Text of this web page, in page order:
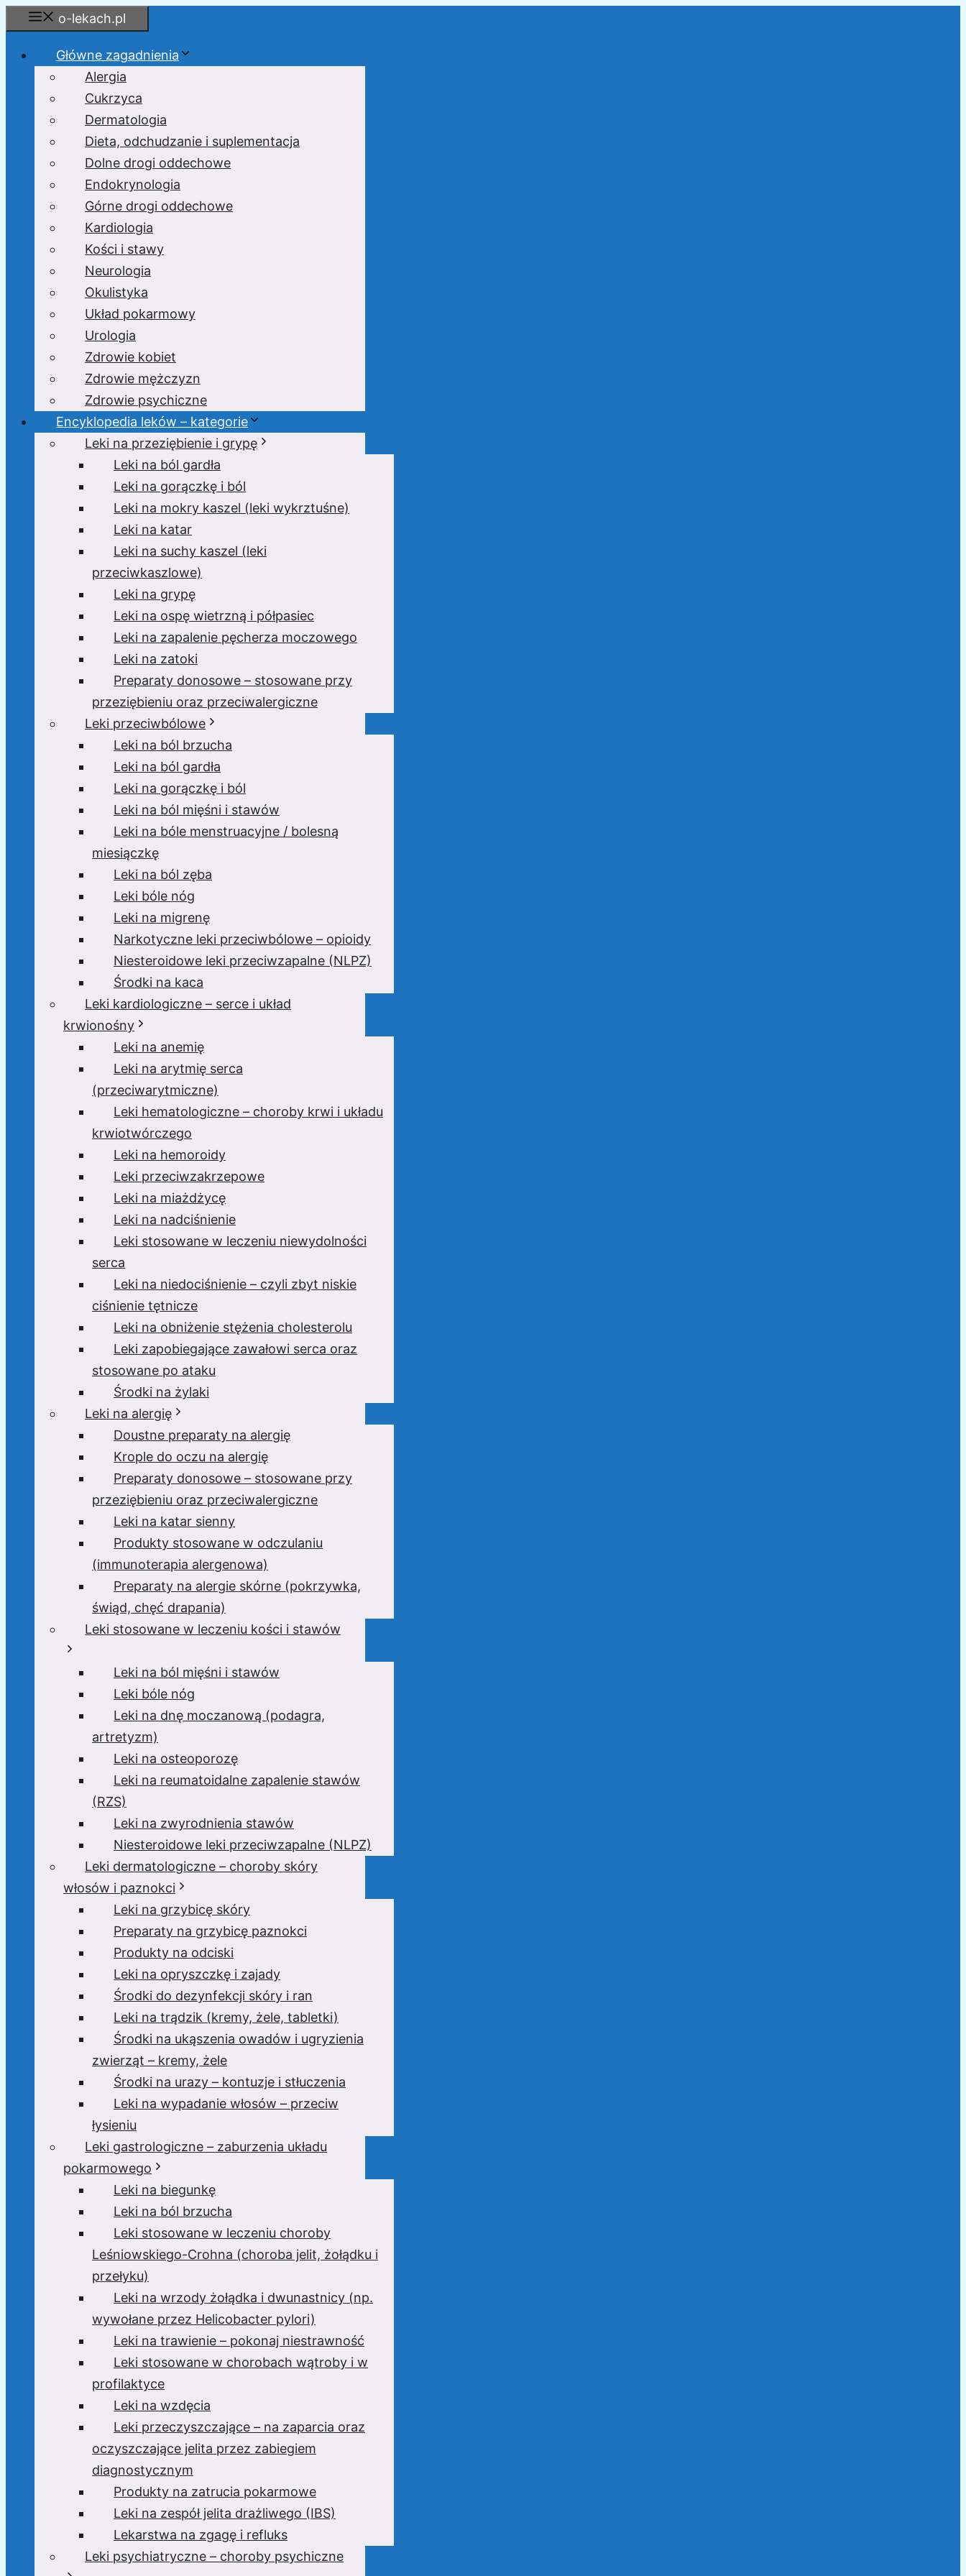
Przejdź
do
o-lekach.pl
Główne zagadnienia
Alergia
Cukrzyca
Dermatologia
Dieta, odchudzanie i suplementacja
Dolne drogi oddechowe
Endokrynologia
Górne drogi oddechowe
Kardiologia
Kości i stawy
Neurologia
Okulistyka
Układ pokarmowy
Urologia
Zdrowie kobiet
Zdrowie mężczyzn
Zdrowie psychiczne
Encyklopedia leków – kategorie
Leki na przeziębienie i grypę
Leki na ból gardła
Leki na gorączkę i ból
Leki na mokry kaszel (leki wykrztuśne)
Leki na katar
Leki na suchy kaszel (leki
przeciwkaszlowe)
Leki na grypę
Leki na ospę wietrzną i półpasiec
Leki na zapalenie pęcherza moczowego
Leki na zatoki
Preparaty donosowe – stosowane przy
przeziębieniu oraz przeciwalergiczne
Leki przeciwbólowe
Leki na ból brzucha
Leki na ból gardła
Leki na gorączkę i ból
Leki na ból mięśni i stawów
Leki na bóle menstruacyjne / bolesną
miesiączkę
Leki na ból zęba
Leki bóle nóg
Leki na migrenę
Narkotyczne leki przeciwbólowe – opioidy
Niesteroidowe leki przeciwzapalne (NLPZ)
Środki na kaca
Leki kardiologiczne – serce i układ
krwionośny
Leki na anemię
Leki na arytmię serca
(przeciwarytmiczne)
Leki hematologiczne – choroby krwi i układu
krwiotwórczego
Leki na hemoroidy
Leki przeciwzakrzepowe
Leki na miażdżycę
Leki na nadciśnienie
Leki stosowane w leczeniu niewydolności
serca
Leki na niedociśnienie – czyli zbyt niskie
ciśnienie tętnicze
Leki na obniżenie stężenia cholesterolu
Leki zapobiegające zawałowi serca oraz
stosowane po ataku
Środki na żylaki
Leki na alergię
Doustne preparaty na alergię
Krople do oczu na alergię
Preparaty donosowe – stosowane przy
przeziębieniu oraz przeciwalergiczne
Leki na katar sienny
Produkty stosowane w odczulaniu
(immunoterapia alergenowa)
Preparaty na alergie skórne (pokrzywka,
świąd, chęć drapania)
Leki stosowane w leczeniu kości i stawów
Leki na ból mięśni i stawów
Leki bóle nóg
Leki na dnę moczanową (podagra,
artretyzm)
Leki na osteoporozę
Leki na reumatoidalne zapalenie stawów
(RZS)
Leki na zwyrodnienia stawów
Niesteroidowe leki przeciwzapalne (NLPZ)
Leki dermatologiczne – choroby skóry
włosów i paznokci
Leki na grzybicę skóry
Preparaty na grzybicę paznokci
Produkty na odciski
Leki na opryszczkę i zajady
Środki do dezynfekcji skóry i ran
Leki na trądzik (kremy, żele, tabletki)
Środki na ukąszenia owadów i ugryzienia
zwierząt – kremy, żele
Środki na urazy – kontuzje i stłuczenia
Leki na wypadanie włosów – przeciw
łysieniu
Leki gastrologiczne – zaburzenia układu
pokarmowego
Leki na biegunkę
Leki na ból brzucha
Leki stosowane w leczeniu choroby
Leśniowskiego-Crohna (choroba jelit, żołądku i
przełyku)
Leki na wrzody żołądka i dwunastnicy (np.
wywołane przez Helicobacter pylori)
Leki na trawienie – pokonaj niestrawność
Leki stosowane w chorobach wątroby i w
profilaktyce
Leki na wzdęcia
Leki przeczyszczające – na zaparcia oraz
oczyszczające jelita przez zabiegiem
diagnostycznym
Produkty na zatrucia pokarmowe
Leki na zespół jelita drażliwego (IBS)
Lekarstwa na zgagę i refluks
Leki psychiatryczne – choroby psychiczne